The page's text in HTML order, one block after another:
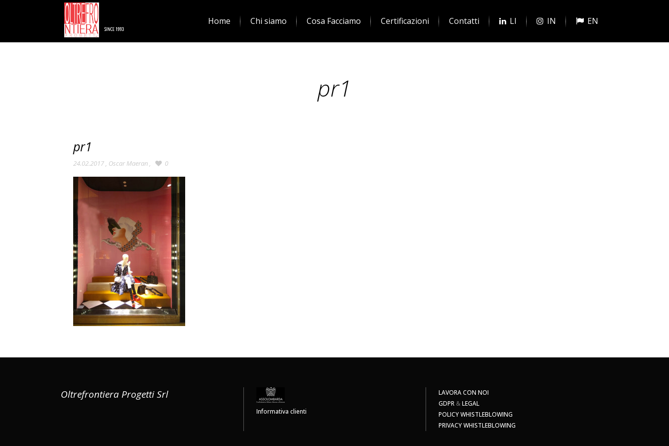
Home Chi siamo Cosa Facciamo Certificazioni Contatti LI IN EN
pr1
pr1
24.02.2017, Oscar Maeran, 0
Oltrefrontiera Progetti Srl
Informativa clienti
LAVORA CON NOI
GDPR &LEGAL
POLICY WHISTLEBLOWING
PRIVACY WHISTLEBLOWING